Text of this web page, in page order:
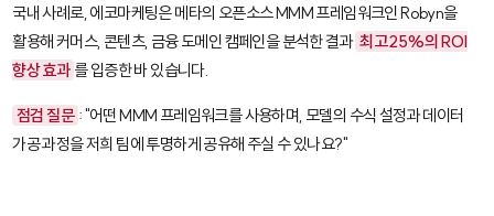
국내 사례로, 에코마케팅은 메타의 오픈소스 MMM 프레임워크인Robyn을
활용해 커머스, 콘텐츠, 금융 도메인 캠페인을 분석한 결과 최고 25%의 ROI
향상 효과 를 입증한 바 있습니다.
점검 질문 : "어떤 MMM 프레임워크를 사용하며, 모델의 수식 설정과 데이터
가공 과정을 저희 팀에 투명하게 공유해 주실 수 있나요?"